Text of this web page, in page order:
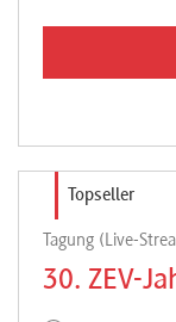
Topseller
Tagung (Live-
30. ZEV-